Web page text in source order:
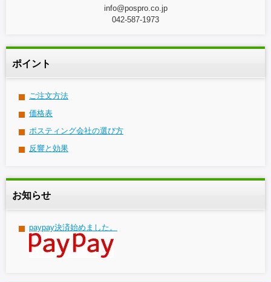
info@pospro.co.jp
042-587-1973
ポイント
ご注文方法
価格表
ポスティング会社の選び方
反響と効果
お知らせ
paypay決済始めました。